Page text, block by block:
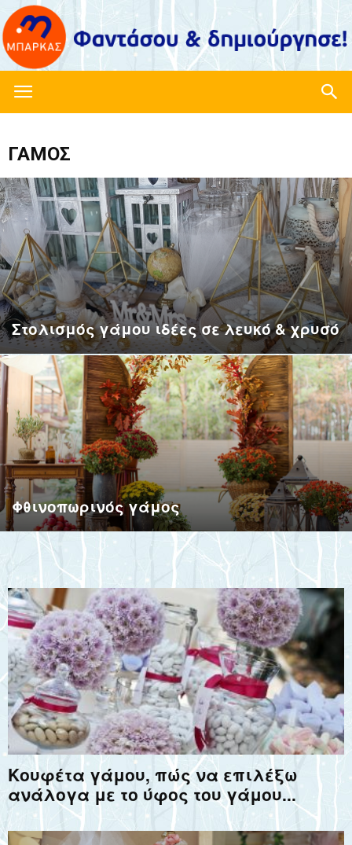
create.gr
–
Είδη
συσκευασίας,
Μπομπονιέρες
Γάμου,
Είδη
Διακόσμησης
ΓΑΜΟΣ
Στολισμός γάμου ιδέες σε λευκό & χρυσό
Φθινοπωρινός γάμος
Κουφέτα γάμου, πώς να επιλέξω
ανάλογα με το ύφος του γάμου...